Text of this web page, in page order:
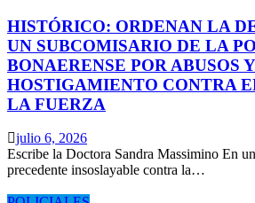
HISTÓRICO: ORDENAN LA
UN SUBCOMISARIO DE LA
BONAERENSE POR ABUSOS Y
HOSTIGAMIENTO CONTRA
LA FUERZA
julio 6, 2026
Escribe la Doctora Sandra Massimino En
precedente insoslayable contra la…